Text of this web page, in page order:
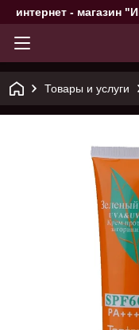
интернет - магазин
Товары и услуги